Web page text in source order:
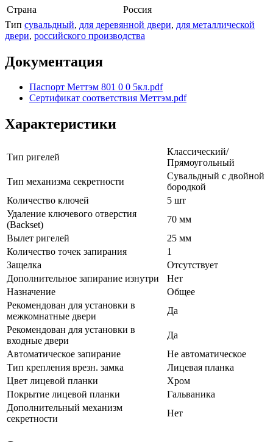
Страна
Россия
Тип сувальдный, для деревянной двери, для металлической
двери, российского производства
Документация
Паспорт Меттэм 801 0 0 5кл.pdf
Сертификат соответствия Меттэм.pdf
Характеристики
Тип ригелей
Классический/
Прямоугольный
Тип механизма секретности
Сувальдный с двойной
бородкой
Количество ключей
5 шт
Удаление ключевого отверстия
(Backset)
70 мм
Вылет ригелей
25 мм
Количество точек запирания
1
Защелка
Отсутствует
Дополнительное запирание изнутри
Нет
Назначение
Общее
Рекомендован для установки в
межкомнатные двери
Да
Рекомендован для установки в
входные двери
Да
Автоматическое запирание
Не автоматическое
Тип крепления врезн. замка
Лицевая планка
Цвет лицевой планки
Хром
Покрытие лицевой планки
Гальваника
Дополнительный механизм
секретности
Нет